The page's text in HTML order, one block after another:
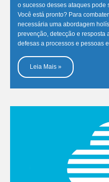
o sucesso desses ataques pode
Você está pronto? Para
necessária uma abordagem
prevenção, detecção e resposta
defesas a processos e pessoas
Leia Mais »